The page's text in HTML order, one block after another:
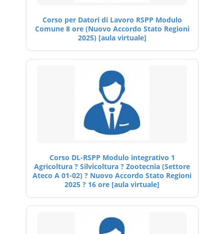
Corso per Datori di Lavoro RSPP Modulo
Comune 8 ore (Nuovo Accordo Stato Regioni
2025) [aula virtuale]
Corso DL-RSPP Modulo integrativo 1
Agricoltura ? Silvicoltura ? Zootecnia (Settore
Ateco A 01-02) ? Nuovo Accordo Stato Regioni
2025 ? 16 ore [aula virtuale]